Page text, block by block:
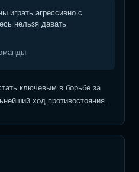
играть агрессивно с
нельзя давать
ключевым в борьбе за
ход противостояния.